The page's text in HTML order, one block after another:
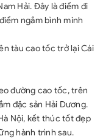
Hải. Đây là điểm đi
ngắm bình minh
tàu cao tốc trở lại Cái
đường cao tốc, trên
đặc sản Hải Dương.
Nội, kết thúc tốt đẹp
hành trình sau.